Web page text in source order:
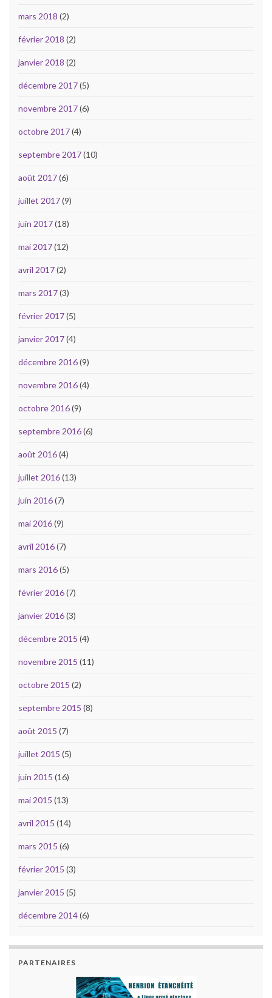
mars 2018 (2)
février 2018 (2)
janvier 2018 (2)
décembre 2017(5)
novembre 2017(6)
octobre 2017(4)
septembre 2017(10)
août 2017(6)
juillet 2017(9)
juin 2017(18)
mai 2017(12)
avril 2017(2)
mars 2017(3)
février 2017(5)
janvier 2017(4)
décembre 2016(9)
novembre 2016(4)
octobre 2016(9)
septembre 2016(6)
août 2016(4)
juillet 2016(13)
juin 2016(7)
mai 2016(9)
avril 2016(7)
mars 2016(5)
février 2016(7)
janvier 2016(3)
décembre 2015 (4)
novembre 2015 (11)
octobre 2015 (2)
septembre 2015 (8)
août 2015 (7)
juillet 2015 (5)
juin 2015 (16)
mai 2015 (13)
avril 2015 (14)
mars 2015 (6)
février 2015 (3)
janvier 2015 (5)
décembre 2014(6)
PARTENAIRES